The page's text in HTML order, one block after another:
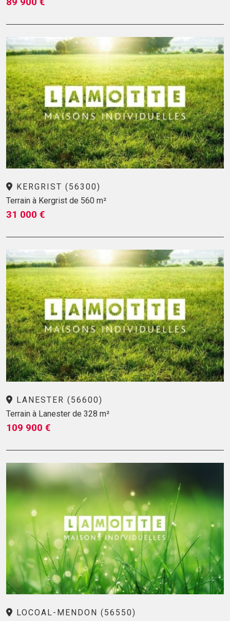
KERGRIST (56300)
Terrain à Kergrist de 560 m²
31 000 €
LANESTER (56600)
Terrain à Lanester de 328 m²
109 900 €
LOCOAL-MENDON (56550)